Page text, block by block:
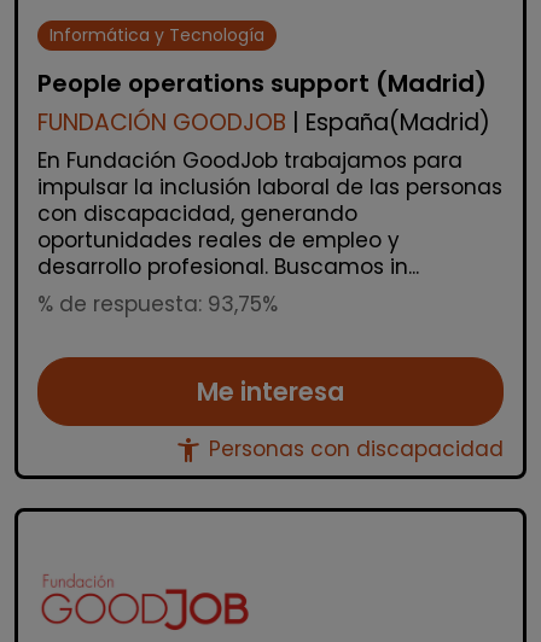
Informática y Tecnología
People operations support (Madrid)
FUNDACIÓN GOODJOB | España(Madrid)
En Fundación GoodJob trabajamos para
impulsar la inclusión laboral de las personas
con discapacidad, generando
oportunidades reales de empleo y
desarrollo profesional. Buscamos in...
% de respuesta: 93,75%
Me interesa
accessibility_new Personas con discapacidad